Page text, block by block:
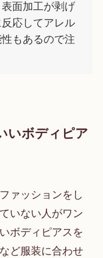
面加工が剥げ
応してアレル
もあるので注
いボディピア
ァッションをし
いない人がワン
ボディピアスを
ど服装に合わせ